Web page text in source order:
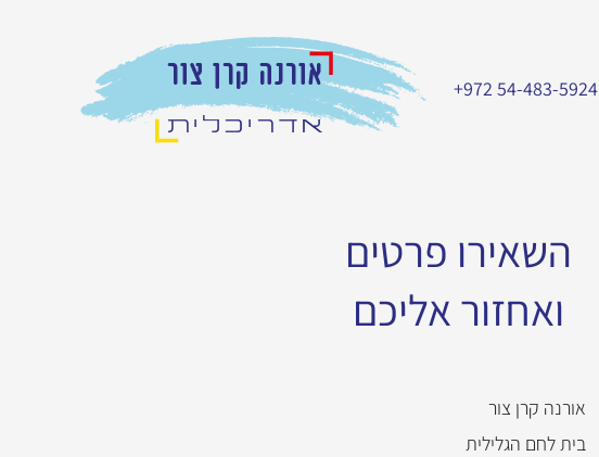
+972 54-483-5924
השאירו פרטים
ואחזור אליכם
אורנה קרן צור
בית לחם הגלילית